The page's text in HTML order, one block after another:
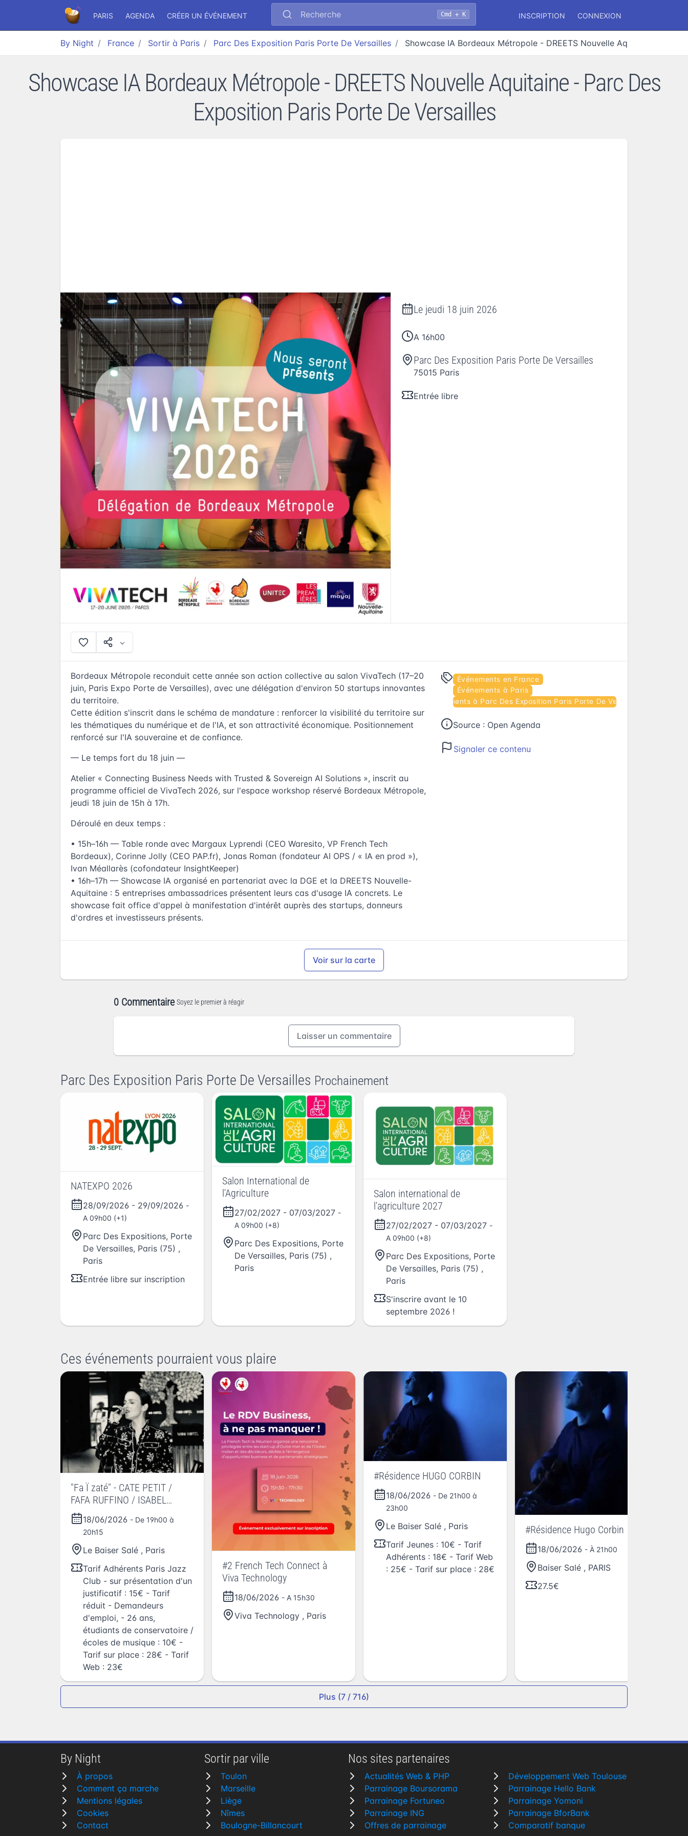
PARIS AGENDA CRÉER UN ÉVÉNEMENT Recherche Cmd + K INSCRIPTION CONNEXION
By Night France Sortir à Paris Parc Des Exposition Paris Porte De Versailles Showcase IA Bordeaux Métropole - DREETS Nouvelle Aquitaine
Showcase IA Bordeaux Métropole - DREETS Nouvelle Aquitaine - Parc Des
Exposition Paris Porte De Versailles
Le jeudi 18 juin 2026
A 16h00
Parc Des Exposition Paris Porte De Versailles
75015 Paris
Entrée libre
Bordeaux Métropole reconduit cette année son action collective au salon VivaTech (17–20
juin, Paris Expo Porte de Versailles), avec une délégation d'environ 50 startups innovantes
du territoire.
Cette édition s'inscrit dans le schéma de mandature : renforcer la visibilité du territoire sur
les thématiques du numérique et de l'IA, et son attractivité économique. Positionnement
renforcé sur l'IA souveraine et de confiance.
— Le temps fort du 18 juin —
Atelier « Connecting Business Needs with Trusted & Sovereign AI Solutions », inscrit au
programme officiel de VivaTech 2026, sur l'espace workshop réservé Bordeaux Métropole,
jeudi 18 juin de 15h à 17h.
Déroulé en deux temps :
• 15h–16h — Table ronde avec Margaux Lyprendi (CEO Waresito, VP French Tech
Bordeaux), Corinne Jolly (CEO PAP.fr), Jonas Roman (fondateur AI OPS / « IA en prod »),
Ivan Méallarès (cofondateur InsightKeeper)
• 16h–17h — Showcase IA organisé en partenariat avec la DGE et la DREETS Nouvelle-
Aquitaine : 5 entreprises ambassadrices présentent leurs cas d'usage IA concrets. Le
showcase fait office d'appel à manifestation d'intérêt auprès des startups, donneurs
d'ordres et investisseurs présents.
Événements en France
Événements à Paris
Événements à Parc Des Exposition Paris Porte De Versailles
Source : Open Agenda
Signaler ce contenu
Voir sur la carte
0 Commentaire Soyez le premier à réagir
Laisser un commentaire
Parc Des Exposition Paris Porte De Versailles Prochainement
NATEXPO 2026
28/09/2026 - 29/09/2026 -
A 09h00 (+1)
Parc Des Expositions, Porte
De Versailles, Paris (75) ,
Paris
Entrée libre sur inscription
Salon International de
l'Agriculture
27/02/2027 - 07/03/2027 -
A 09h00 (+8)
Parc Des Expositions, Porte
De Versailles, Paris (75) ,
Paris
Salon international de
l'agriculture 2027
27/02/2027 - 07/03/2027 -
A 09h00 (+8)
Parc Des Expositions, Porte
De Versailles, Paris (75) ,
Paris
S'inscrire avant le 10
septembre 2026 !
Ces événements pourraient vous plaire
"Fa Ï zaté" - CATE PETIT /
FAFA RUFFINO / ISABEL
GONZALEZ
18/06/2026 - De 19h00 à
20h15
Le Baiser Salé , Paris
Tarif Adhérents Paris Jazz
Club - sur présentation d'un
justificatif : 15€ - Tarif
réduit - Demandeurs
d'emploi, - 26 ans,
étudiants de conservatoire /
écoles de musique : 10€ -
Tarif sur place : 28€ - Tarif
Web : 23€
#2 French Tech Connect à
Viva Technology
18/06/2026 - A 15h30
Viva Technology , Paris
#Résidence HUGO CORBIN
18/06/2026 - De 21h00 à
23h00
Le Baiser Salé , Paris
Tarif Jeunes : 10€ - Tarif
Adhérents : 18€ - Tarif Web
: 25€ - Tarif sur place : 28€
#Résidence Hugo Corbin
18/06/2026 - À 21h00
Baiser Salé , PARIS
27.5€
Plus (7 / 716)
By Night
À propos
Comment ça marche
Mentions légales
Cookies
Contact
Sortir par ville
Toulon
Marseille
Liège
Nîmes
Boulogne-Billancourt
Nos sites partenaires
Actualités Web & PHP
Parrainage Boursorama
Parrainage Fortuneo
Parrainage ING
Offres de parrainage
Développement Web Toulouse
Parrainage Hello Bank
Parrainage Yomoni
Parrainage BforBank
Comparatif banque